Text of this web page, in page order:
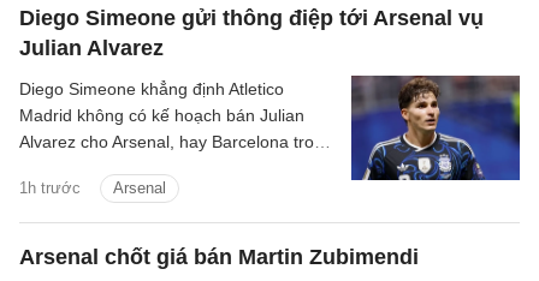
Diego Simeone gửi thông điệp tới Arsenal vụ
Julian Alvarez
1h trước Arsenal
Diego Simeone khẳng định Atletico
Madrid không có kế hoạch bán Julian
Alvarez cho Arsenal, hay Barcelona trong
Arsenal chốt giá bán Martin Zubimendi